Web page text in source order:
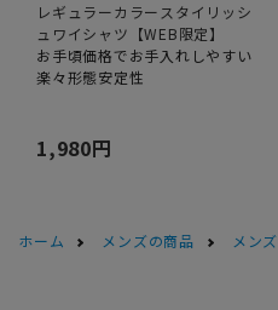
レギュラーカラースタイリッシ
ュワイシャツ【WEB限定】
お手頃価格でお手入れしやすい
楽々形態安定性
1,980円
ホーム メンズの商品 メン